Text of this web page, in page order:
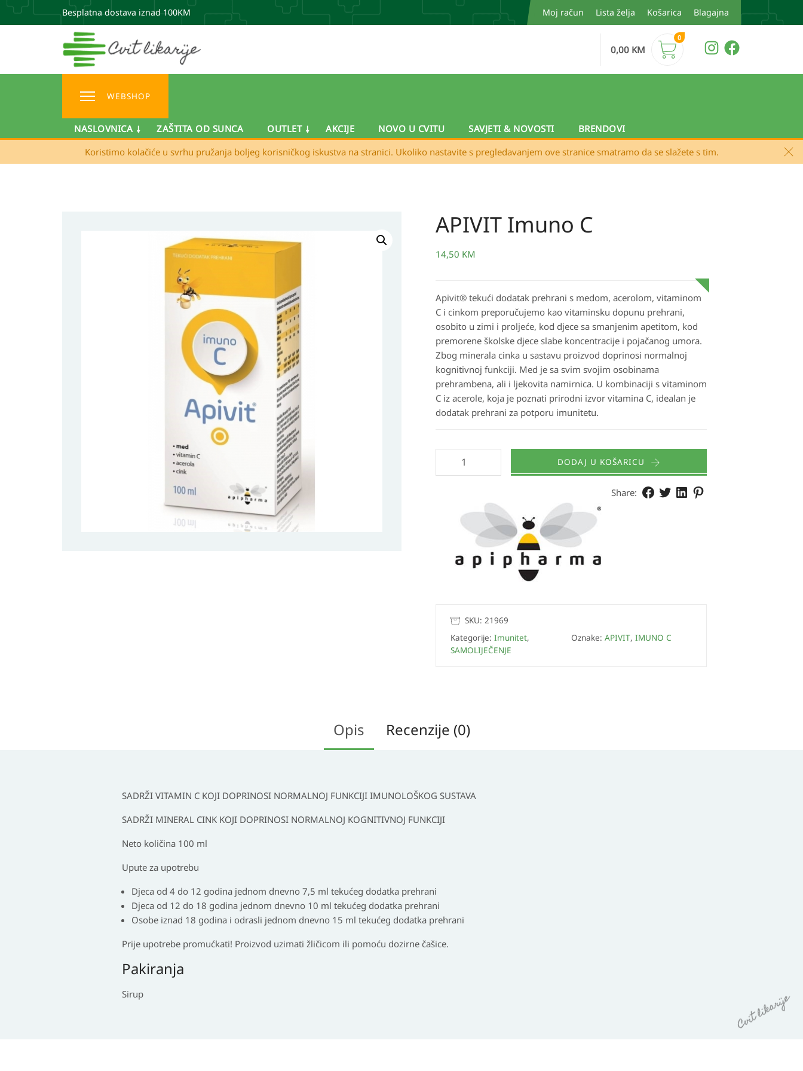
Besplatna dostava iznad 100KM Moj račun Lista želja Košarica Blagajna
0,00 KM
0
WEBSHOP
NASLOVNICA ZAŠTITA OD SUNCA OUTLET AKCIJE NOVO U CVITU SAVJETI & NOVOSTI
BRENDOVI
Koristimo kolačiće u svrhu pružanja boljeg korisničkog iskustva na stranici. Ukoliko nastavite s pregledavanjem ove stranice smatramo da se slažete s tim.
APIVIT Imuno C
14,50 KM
Apivit®tekući dodatak prehrani s medom, acerolom, vitaminom
C i cinkom preporučujemo kao vitaminsku dopunu prehrani,
osobito u zimi i proljeće, kod djece sa smanjenim apetitom, kod
premorene školske djece slabe koncentracije i pojačanog umora.
Zbog minerala cinka u sastavu proizvod doprinosi normalnoj
kognitivnoj funkciji. Med je sa svim svojim osobinama
prehrambena, ali i ljekovita namirnica. U kombinaciji s vitaminom
C iz acerole, koja je poznati prirodni izvor vitamina C, idealan je
dodatak prehrani za potporu imunitetu.
DODAJ U KOŠARICU
Share:
SKU: 21969
Kategorije: Imunitet,
SAMOLIJEČENJE
Oznake: APIVIT, IMUNO C
Opis Recenzije (0)
SADRŽI VITAMIN C KOJI DOPRINOSI NORMALNOJ FUNKCIJI IMUNOLOŠKOG SUSTAVA
SADRŽI MINERAL CINK KOJI DOPRINOSI NORMALNOJ KOGNITIVNOJ FUNKCIJI
Neto količina 100 ml
Upute za upotrebu
Djeca od 4 do 12 godina jednom dnevno 7,5 ml tekućeg dodatka prehrani
Djeca od 12 do 18 godina jednom dnevno 10 ml tekućeg dodatka prehrani
Osobe iznad 18 godina i odrasli jednom dnevno 15 ml tekućeg dodatka prehrani
Prije upotrebe promućkati! Proizvod uzimati žličicom ili pomoću dozirne čašice.
Pakiranja
Sirup